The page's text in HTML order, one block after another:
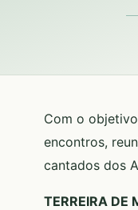
Com o
encontros,
cantados dos
TERREIRA DE